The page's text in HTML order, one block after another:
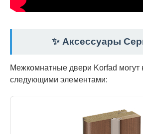
✨ Аксессуары
Межкомнатные двери Korfad могут
следующими элементами: